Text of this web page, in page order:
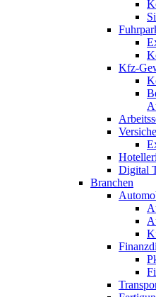
Kfz-
Digital
Branchen